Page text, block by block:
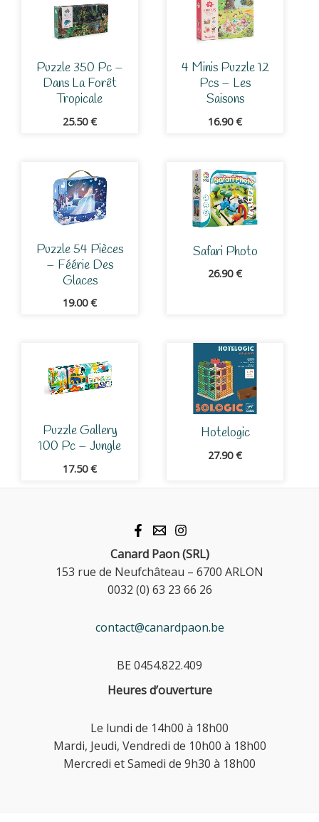
Puzzle 350 Pc –
Dans La Forêt
Tropicale
25.50€
4 Minis Puzzle 12
Pcs – Les
Saisons
16.90€
Puzzle 54 Pièces
– Féérie Des
Glaces
19.00€
Safari Photo
26.90€
Puzzle Gallery
100 Pc – Jungle
17.50€
Hotelogic
27.90€
Canard Paon (SRL)
153 rue de Neufchâteau – 6700 ARLON
0032 (0) 63 23 66 26
contact@canardpaon.be
BE 0454.822.409
Heures d’ouverture
Le lundi de 14h00 à 18h00
Mardi, Jeudi, Vendredi de 10h00 à 18h00
Mercredi et Samedi de 9h30 à 18h00